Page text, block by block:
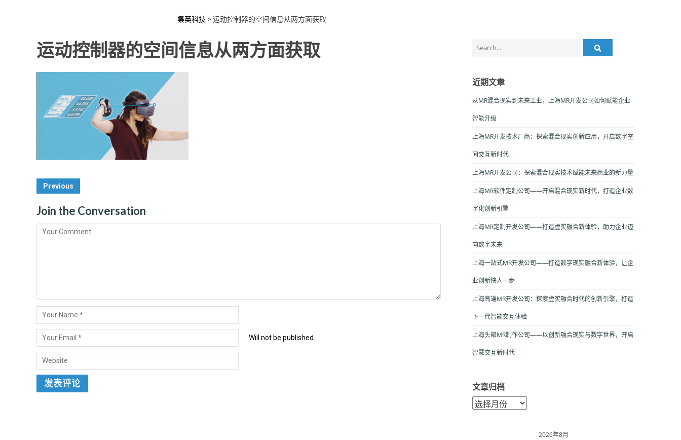
集英科技 > 运动控制器的空间信息从两方面获取
运动控制器的空间信息从两方面获取
Post
Navigation
Previous
Join the Conversation
Will not be published.
for:
近期文章
从MR混合现实到未来工业，上海MR开发公司如何赋能企业
智能升级
上海MR开发技术厂商：探索混合现实创新应用，开启数字空
间交互新时代
上海MR开发公司：探索混合现实技术赋能未来商业的新力量
上海MR软件定制公司——开启混合现实新时代，打造企业数
字化创新引擎
上海MR定制开发公司——打造虚实融合新体验，助力企业迈
向数字未来
上海一站式MR开发公司——打造数字现实融合新体验，让企
业创新快人一步
上海高端MR开发公司：探索虚实融合时代的创新引擎，打造
下一代智能交互体验
上海头部MR制作公司——以创新融合现实与数字世界，开启
智慧交互新时代
文章归档
文
章
2026年8月